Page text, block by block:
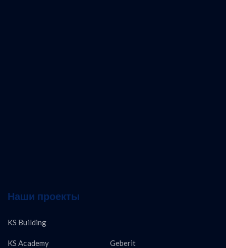
Наши проекты
KS Building
KS Academy Geberit